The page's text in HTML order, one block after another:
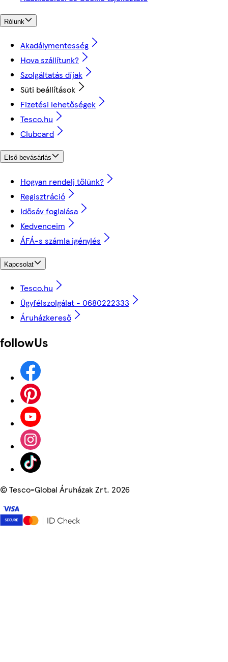
Rólunk
Akadálymentesség
Hova szállítunk?
Szolgáltatás díjak
Süti beállítások
Fizetési lehetőségek
Tesco.hu
Clubcard
Első bevásárlás
Hogyan rendelj tőlünk?
Regisztráció
Idősáv foglalása
Kedvenceim
ÁFÁ-s számla igénylés
Kapcsolat
Tesco.hu
Ügyfélszolgálat - 0680222333
Áruházkereső
followUs
©Tesco-Global Áruházak Zrt. 2026